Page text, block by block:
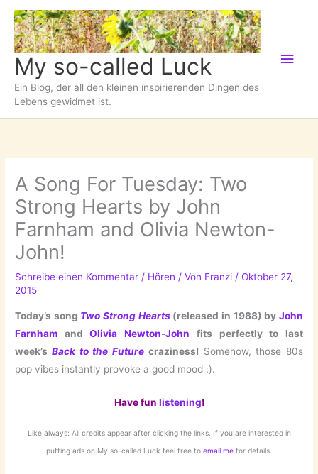
Zum
Inhalt
springen
My so-called Luck
Ein Blog, der all den kleinen inspirierenden Dingen des
Lebens gewidmet ist.
A Song For Tuesday: Two
Strong Hearts by John
Farnham and Olivia Newton-
John!
Schreibe einen Kommentar / Hören / Von Franzi/Oktober 27,
2015
Today’s song Two Strong Hearts (released in 1988) by John
Farnham andOlivia Newton-John fits perfectly to last
week’s Back to the Future craziness!Somehow, those 80s
pop vibes instantly provoke a good mood :).
Have fun listening!
Like always: All credits appear after clicking the links. If you are interested in
putting ads on My so-called Luck feel free to email me for details.